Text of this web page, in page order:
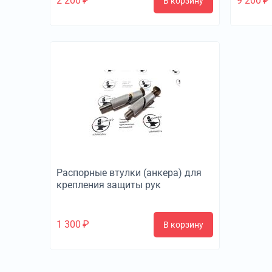
Распорные втулки (анкера) для
крепления защиты рук
1 300 ₽ В корзину